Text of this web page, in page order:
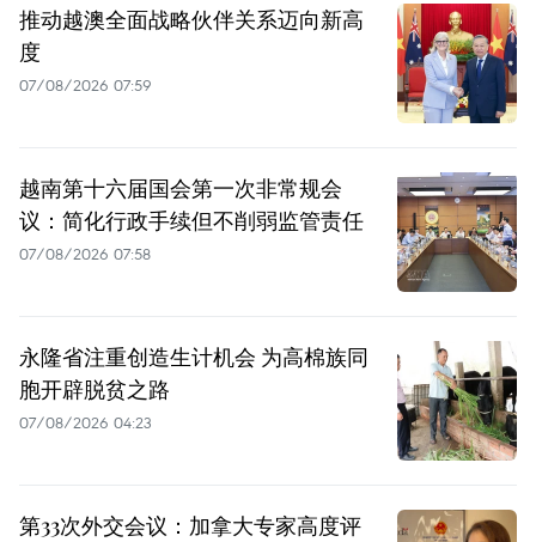
推动越澳全面战略伙伴关系迈向新高
度
07/08/2026 07:59
越南第十六届国会第一次非常规会
议：简化行政手续但不削弱监管责任
07/08/2026 07:58
永隆省注重创造生计机会 为高棉族同
胞开辟脱贫之路
07/08/2026 04:23
第33次外交会议：加拿大专家高度评